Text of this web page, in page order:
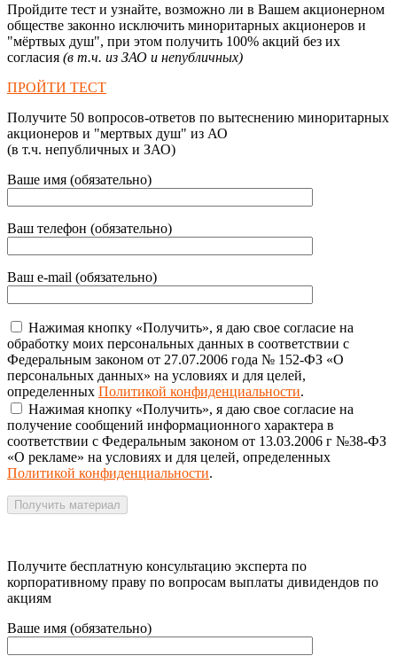
Пройдите тест и узнайте, возможно ли в Вашем акционерном
обществе законно исключить миноритарных акционеров и
"мёртвых душ", при этом получить 100% акций без их
согласия (в т.ч. из ЗАО и непубличных)
ПРОЙТИ ТЕСТ
Получите 50 вопросов-ответов по вытеснению миноритарных
акционеров и "мертвых душ" из АО
(в т.ч. непубличных и ЗАО)
Ваше имя (обязательно)
Ваш телефон (обязательно)
Ваш e-mail (обязательно)
Нажимая кнопку «Получить», я даю свое согласие на
обработку моих персональных данных в соответствии с
Федеральным законом от 27.07.2006 года № 152-ФЗ «О
персональных данных» на условиях и для целей,
определенных Политикой конфиденциальности.
Нажимая кнопку «Получить», я даю свое согласие на
получение сообщений информационного характера в
соответствии с Федеральным законом от 13.03.2006 г №38-ФЗ
«О рекламе» на условиях и для целей, определенных
Политикой конфиденциальности.
Получите бесплатную консультацию эксперта по
корпоративному праву по вопросам выплаты дивидендов по
акциям
Ваше имя (обязательно)